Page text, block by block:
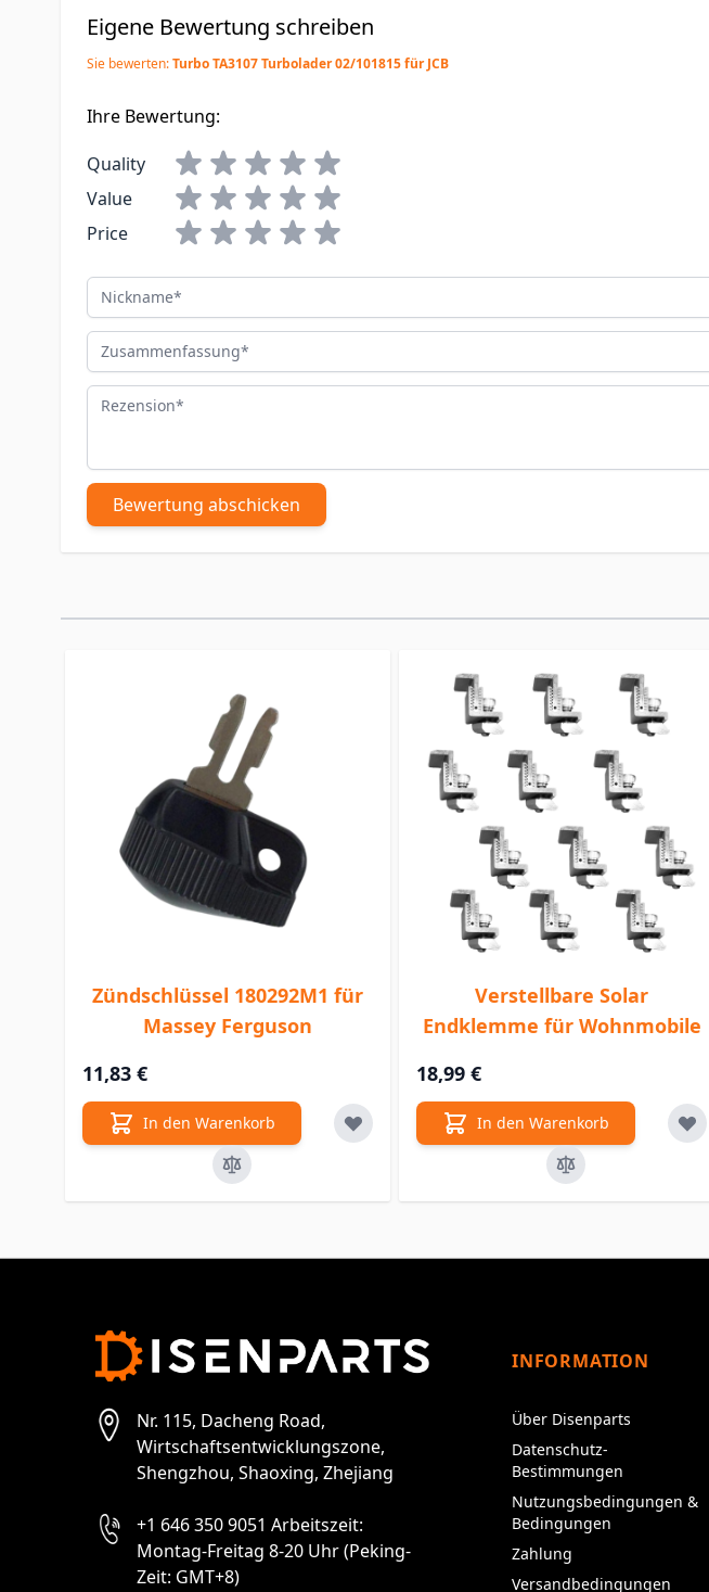
Eigene Bewertung schreiben
Sie bewerten:Turbo TA3107 Turbolader 02/101815 für JCB
Ihre Bewertung:
Quality
Value
Price
Nickname
Zusammenfassung
Rezension
Bewertung abschicken
Zündschlüssel 180292M1 für
Massey Ferguson
11,83 €
In den Warenkorb
Verstellbare Solar
Endklemme für Wohnmobile
18,99 €
In den Warenkorb
Nr. 115, Dacheng Road,
Wirtschaftsentwicklungszone,
Shengzhou, Shaoxing, Zhejiang
+1 646 350 9051 Arbeitszeit:
Montag-Freitag 8-20 Uhr (Peking-
Zeit: GMT+8)
INFORMATION
Über Disenparts
Datenschutz-
Bestimmungen
Nutzungsbedingungen &
Bedingungen
Zahlung
Versandbedingungen